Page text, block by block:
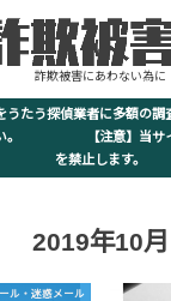
詐欺被害にあわない為に
うたう探偵業者に多額の
い。 【注意】当サイ
を禁止します。
2019年10月
ル・迷惑メール